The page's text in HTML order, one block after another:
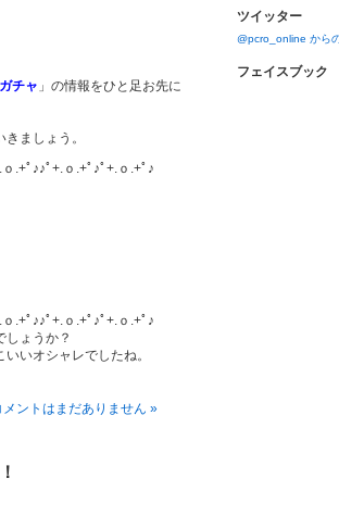
チャ 」の情報をひと足お先に
ましょう。
.+ﾟ♪♪ﾟ+.ｏ.+ﾟ♪ﾟ+.ｏ.+ﾟ♪
.+ﾟ♪♪ﾟ+.ｏ.+ﾟ♪ﾟ+.ｏ.+ﾟ♪
しょうか？
いオシャレでしたね。
メントはまだありません »
ツイッター
@pcro_online から
フェイスブック